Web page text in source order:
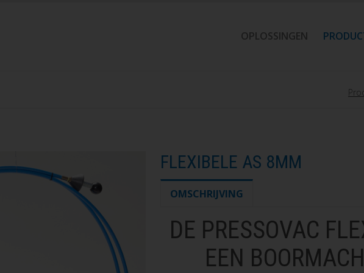
OPLOSSINGEN
FLEXIBELE AS 8MM
OMSCHRIJVING
DE PRESSOVAC
EEN